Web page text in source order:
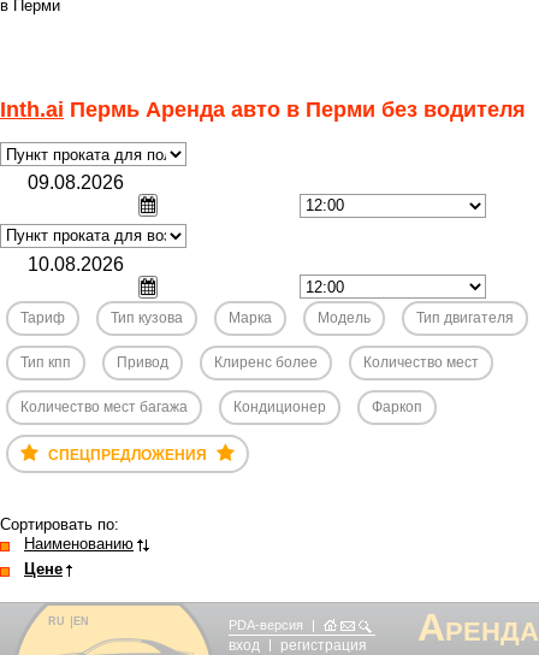
в Перми
Inth.ai Пермь Аренда авто в Перми без водителя
Тариф Тип кузова Марка Модель Тип двигателя
Тип кпп Привод Клиренс более Количество мест
Количество мест багажа Кондиционер Фаркоп
СПЕЦПРЕДЛОЖЕНИЯ
Сортировать по:
Наименованию
Цене
PDA-версия
вход регистрация А
RU EN